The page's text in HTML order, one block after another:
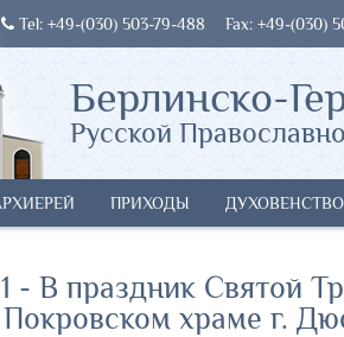
Tel: +49-(030) 503-79-488 Fax: +49-(030)
Берлинско-
Русской
ПРИХОДЫ ДУХОВЕНСТВО
- В праздник Святой
храме г.